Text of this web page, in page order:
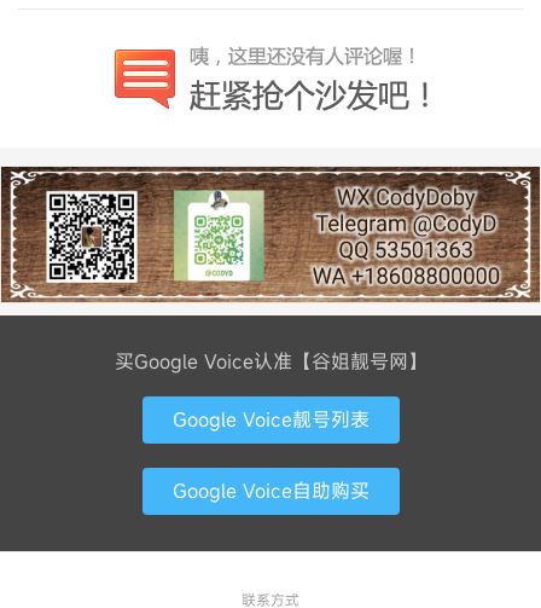
买Google Voice认准【谷姐靓号网】
Google Voice靓号列表
Google Voice自助购买
联系方式